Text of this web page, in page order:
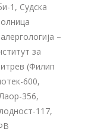
1, Судска
–
за
(Филип
600,
356,
117,